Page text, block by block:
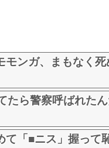
モンガ、まもなく
たら警察呼ばれた
て「■ニス」握っ